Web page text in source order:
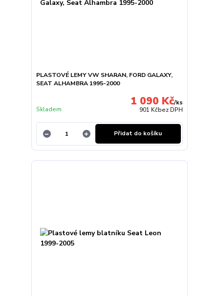
PLASTOVÉ LEMY VW SHARAN, FORD GALAXY,
SEAT ALHAMBRA 1995-2000
1 090 Kč/ks
901 Kčbez DPH
Skladem
Přidat do košíku